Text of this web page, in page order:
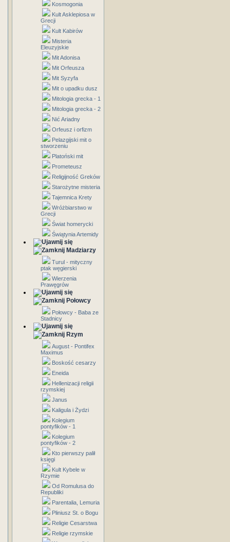
Kosmogonia
Kult Asklepiosa w
Grecji
Kult Kabirów
Misteria
Eleuzyjskie
Mit Adonisa
Mit Orfeusza
Mit Syzyfa
Mit o upadku dusz
Mitologia grecka - 1
Mitologia grecka - 2
Nić Ariadny
Orfeusz i orfizm
Pelazgijski mit o
stworzeniu
Platoński mit
Prometeusz
Religijność Greków
Starożytne misteria
Tajemnica Krety
Wróżbiarstwo w
Grecji
Świat homerycki
Świątynia Artemidy
Madziarzy
Turul - mityczny
ptak węgierski
Wierzenia
Prawęgrów
Połowcy
Połowcy - Baba ze
Stadnicy
Rzym
August - Pontifex
Maximus
Boskość cesarzy
Eneida
Hellenizacji religii
rzymskiej
Janus
Kaligula i Żydzi
Kolegium
pontyfików - 1
Kolegium
pontyfików - 2
Kto pierwszy palił
księgi
Kult Kybele w
Rzymie
Od Romulusa do
Republiki
Parentalia, Lemuria
Pliniusz St. o Bogu
Religie Cesarstwa
Religie rzymskie